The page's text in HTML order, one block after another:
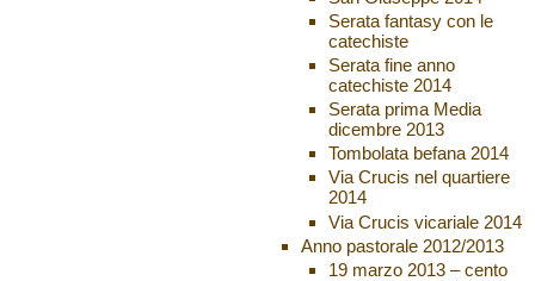
Serata fantasy con le
catechiste
Serata fine anno
catechiste 2014
Serata prima Media
dicembre 2013
Tombolata befana 2014
Via Crucis nel quartiere
2014
Via Crucis vicariale 2014
Anno pastorale 2012/2013
19 marzo 2013 – cento